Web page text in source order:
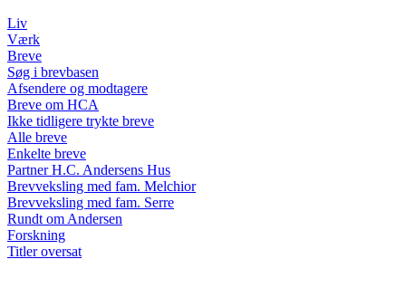
Liv
Værk
Breve
Søg i brevbasen
Afsendere og modtagere
Breve om HCA
Ikke tidligere trykte breve
Alle breve
Enkelte breve
Partner H.C. Andersens Hus
Brevveksling med fam. Melchior
Brevveksling med fam. Serre
Rundt om Andersen
Forskning
Titler oversat